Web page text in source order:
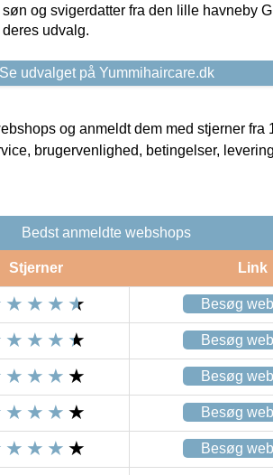
søn og svigerdatter fra den lille havneby
deres udvalg.
Se udvalget på Yummihaircare.dk
og anmeldt dem med stjerner fra
brugervenlighed, betingelser,
Bedst anmeldte webshops
Stjerner Link
Besøg
Besøg
Besøg
Besøg
Besøg